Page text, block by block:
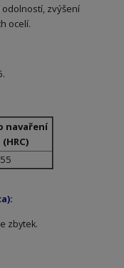
zvýšení
ocelí.
navaření
zbytek.